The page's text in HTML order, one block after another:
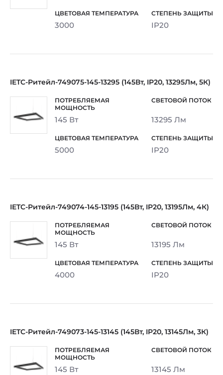
3000 IP20
IETC-Ритейл-749075-145-13295 (145Вт, IP20, 13295Лм, 5К)
145 Вт 13295 Лм
5000 IP20
IETC-Ритейл-749074-145-13195 (145Вт, IP20, 13195Лм, 4К)
145 Вт 13195 Лм
4000 IP20
IETC-Ритейл-749073-145-13145 (145Вт, IP20, 13145Лм, 3К)
145 Вт 13145 Лм